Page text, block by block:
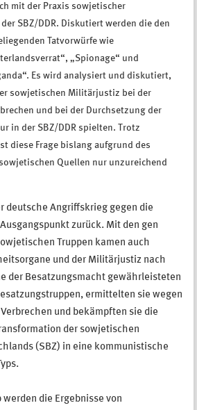
mit der Praxis sowjetischer
SBZ/DDR. Diskutiert werden die den
Tatvorwürfe wie
„Spionage“ und
Es wird analysiert und diskutiert,
sowjetischen Militärjustiz bei der
und bei der Durchsetzung der
in der SBZ/DDR spielten. Trotz
diese Frage bislang aufgrund des
Quellen nur unzureichend
deutsche Angriffskrieg gegen die
zurück. Mit den gen
Truppen kamen auch
und der Militärjustiz nach
der Besatzungsmacht gewährleisteten
ermittelten sie wegen
und bekämpften sie die
der sowjetischen
(SBZ) in eine kommunistische
die Ergebnisse von